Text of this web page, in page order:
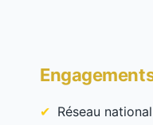
Engagements
Réseau